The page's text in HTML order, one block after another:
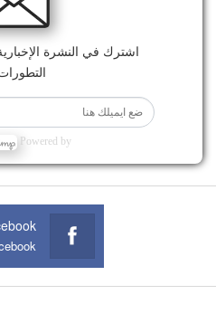
اشترك في النشرة
Powered by